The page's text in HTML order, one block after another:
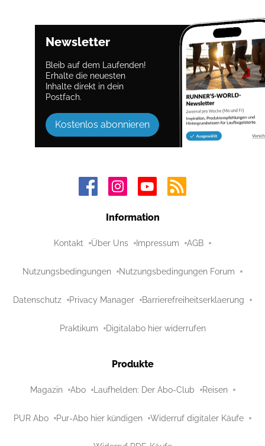
Newsletter
Bleib auf dem Laufenden!
Erhalte die neuesten
Inhalte direkt in dein
Postfach.
Kostenlos abonnieren
Information
Kontakt Über Uns Impressum AGB
Nutzungsbedingungen Nutzungsbedingungen Forum
Datenschutz Privacy Manager Barrierefreiheitserklaerung
Praktikum Digitalabo hier widerrufen
Produkte
Magazin Abo Laufhelden: Der Abo-Club Reisen
PUR Abo Pur-Abo hier kündigen Widerruf digitaler Käufe